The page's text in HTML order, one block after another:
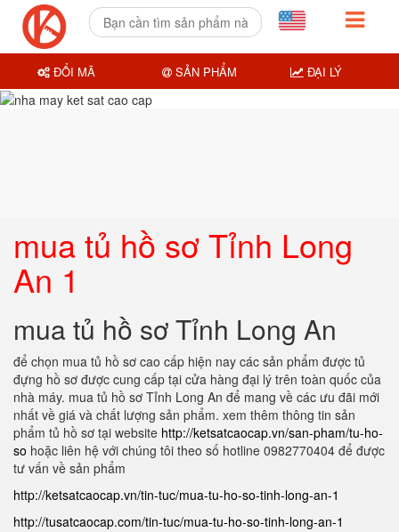
mua tủ hồ sơ Tỉnh Long
An 1
mua tủ hồ sơ Tỉnh Long An
để chọn mua tủ hồ sơ cao cấp hiện nay các sản phẩm được tủ
đựng hồ sơ được cung cấp tại cửa hàng đại lý trên toàn quốc của
nhà máy. mua tủ hồ sơ Tỉnh Long An để mang về các ưu đãi mới
nhất về giá và chất lượng sản phẩm. xem thêm thông tin sản
phẩm tủ hồ sơ tại website http://ketsatcaocap.vn/san-pham/tu-ho-
so hoặc liên hệ với chúng tôi theo số hotline 0982770404 để được
tư vấn về sản phẩm
http://ketsatcaocap.vn/tin-tuc/mua-tu-ho-so-tinh-long-an-1
http://tusatcaocap.com/tin-tuc/mua-tu-ho-so-tinh-long-an-1
ĐỔI MÃ SẢN PHẨM ĐẠI LÝ